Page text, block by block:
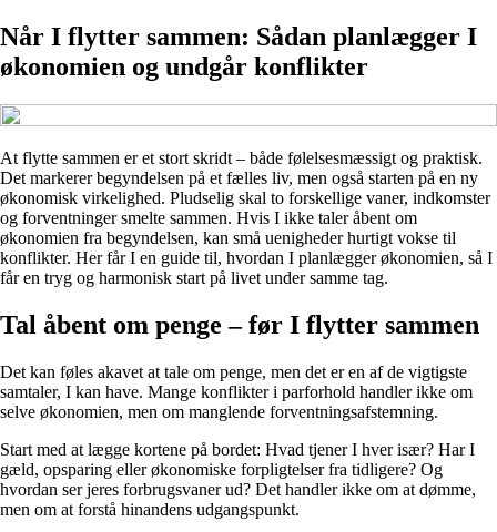
Når I flytter sammen: Sådan planlægger I
økonomien og undgår konflikter
At flytte sammen er et stort skridt – både følelsesmæssigt og praktisk.
Det markerer begyndelsen på et fælles liv, men også starten på en ny
økonomisk virkelighed. Pludselig skal to forskellige vaner, indkomster
og forventninger smelte sammen. Hvis I ikke taler åbent om
økonomien fra begyndelsen, kan små uenigheder hurtigt vokse til
konflikter. Her får I en guide til, hvordan I planlægger økonomien, så I
får en tryg og harmonisk start på livet under samme tag.
Tal åbent om penge – før I flytter sammen
Det kan føles akavet at tale om penge, men det er en af de vigtigste
samtaler, I kan have. Mange konflikter i parforhold handler ikke om
selve økonomien, men om manglende forventningsafstemning.
Start med at lægge kortene på bordet: Hvad tjener I hver især? Har I
gæld, opsparing eller økonomiske forpligtelser fra tidligere? Og
hvordan ser jeres forbrugsvaner ud? Det handler ikke om at dømme,
men om at forstå hinandens udgangspunkt.